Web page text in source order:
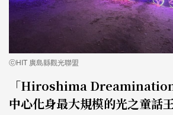
ⓒHIT 廣島縣觀光聯盟
「Hiroshima
中心化身最大規模的光之童話